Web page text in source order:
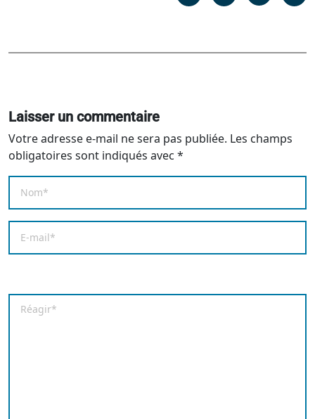
Laisser un commentaire
Votre adresse e-mail ne sera pas publiée. Les champs
obligatoires sont indiqués avec *